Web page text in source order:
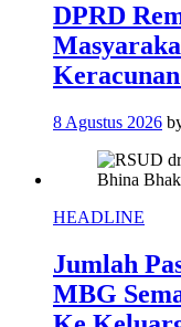
DPRD
8 Agustus 2026
HEADLINE
Jumlah
MBG